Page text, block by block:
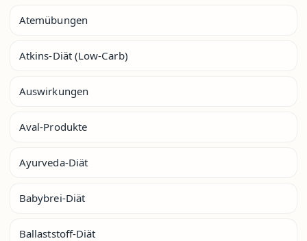
Atemübungen
Atkins-Diät (Low-Carb)
Auswirkungen
Aval-Produkte
Ayurveda-Diät
Babybrei-Diät
Ballaststoff-Diät